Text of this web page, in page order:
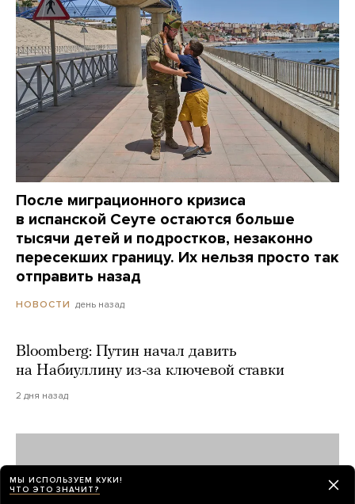
После миграционного кризиса
в испанской Сеуте остаются больше
тысячи детей и подростков, незаконно
пересекших границу. Их нельзя просто так
отправить назад
НОВОСТИ день назад
Bloomberg: Путин начал давить
на Набиуллину из-за ключевой ставки
2 дня назад
МЫ ИСПОЛЬЗУЕМ КУКИ!
ЧТО ЭТО ЗНАЧИТ?